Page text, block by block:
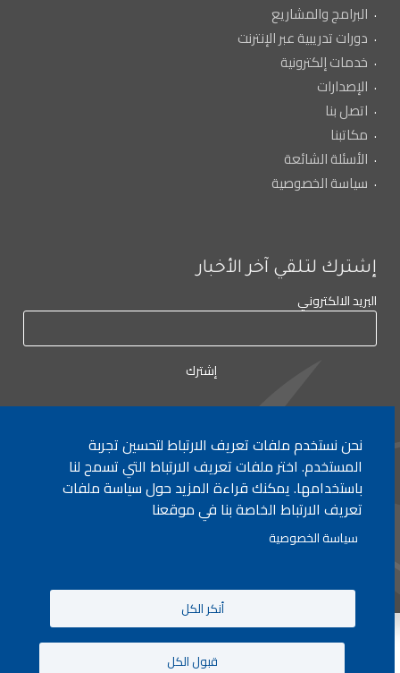
البرامج والمشاريع
دورات تدريبية عبر الإنترنت
خدمات إلكترونية
الإصدارات
اتصل بنا
مكاتبنا
الأسئلة الشائعة
سياسة الخصوصية
إشترك لتلقي آخر الأخبار
البريد الالكتروني
لأي إستفسار الإتصال على:٠١/٧٧٢٠٠٠
جميع الحقوق محفوظة © 2026 , وزارة التربية والتعليم العالي، لبنان.
نحن نستخدم ملفات تعريف الارتباط لتحسين تجربة
المستخدم. اختر ملفات تعريف الارتباط التي تسمح لنا
باستخدامها. يمكنك قراءة المزيد حول سياسة ملفات
تعريف الارتباط الخاصة بنا في موقعنا
سياسة الخصوصية
أنكر الكل
قبول الكل